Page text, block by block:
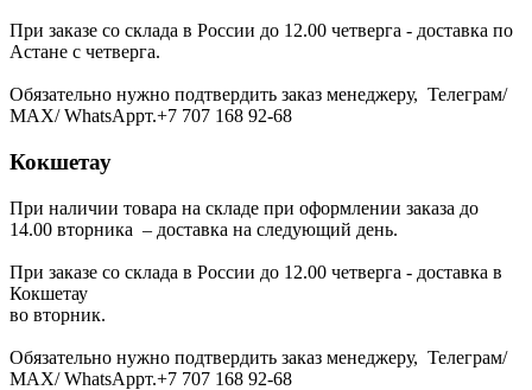
При заказе со склада в России до 12.00 четверга - доставка по
Астане с четверга.
Обязательно нужно подтвердить заказ менеджеру, Телеграм/
МАХ/ WhatsAppт.+7 707 168 92-68
Кокшетау
При наличии товара на складе при оформлении заказа до
14.00 вторника – доставка на следующий день.
При заказе со склада в России до 12.00 четверга - доставка в
Кокшетау
во вторник.
Обязательно нужно подтвердить заказ менеджеру, Телеграм/
МАХ/ WhatsAppт.+7 707 168 92-68